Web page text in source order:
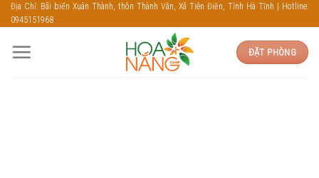
Skip
to
content
Địa Chỉ: Bãi biển Xuân Thành, thôn Thành Vân, Xã Tiên Điền, Tỉnh Hà Tĩnh | Hotline:
0945151968
ĐẶT PHÒNG